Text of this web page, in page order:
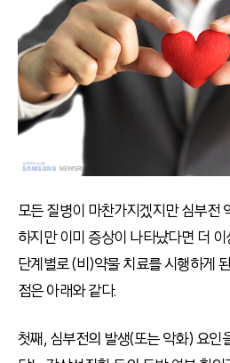
모든 질병이 마찬가지겠지만 심부전
하지만 이미 증상이 나타났다면 더
단계별로 (비)약물 치료를 시행하게
점은 아래와 같다.
첫째, 심부전의 발생(또는 악화) 요인